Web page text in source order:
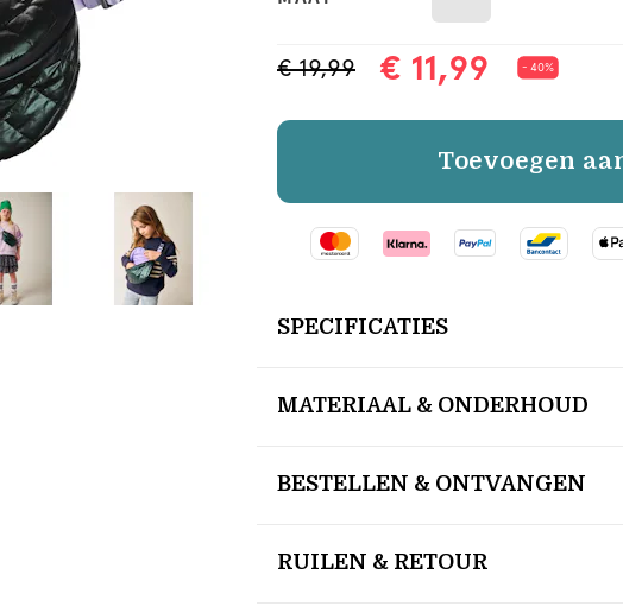
€ 19,99 € 11,99 - 40%
Toevoegen
SPECIFICATIES
MATERIAAL & ONDERHOUD
BESTELLEN & ONTVANGEN
RUILEN & RETOUR